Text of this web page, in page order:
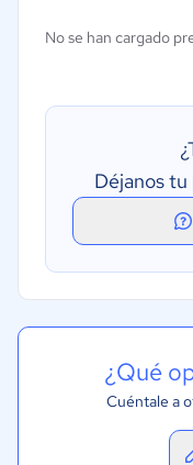
Impresión de
Programación
No se han cargado
Déjanos
¿Qué
Cuéntale a